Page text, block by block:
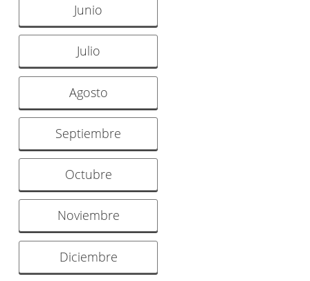
Junio
Julio
Agosto
Septiembre
Octubre
Noviembre
Diciembre